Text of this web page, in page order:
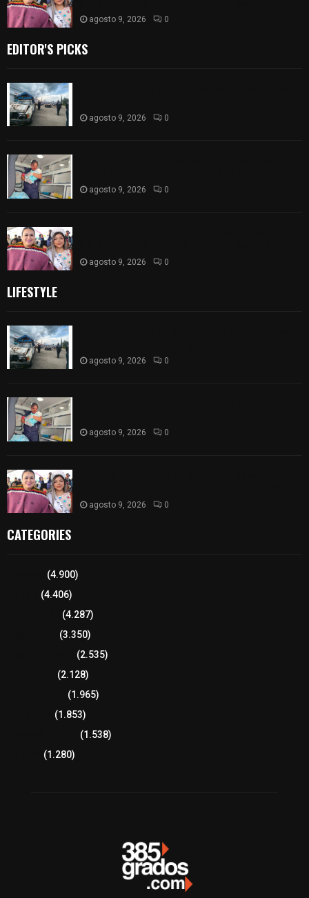
agosto 9, 2026 0
EDITOR'S PICKS
agosto 9, 2026 0
agosto 9, 2026 0
agosto 9, 2026 0
LIFESTYLE
agosto 9, 2026 0
agosto 9, 2026 0
agosto 9, 2026 0
CATEGORIES
(4.900)
(4.406)
(4.287)
(3.350)
(2.535)
(2.128)
(1.965)
(1.853)
(1.538)
(1.280)